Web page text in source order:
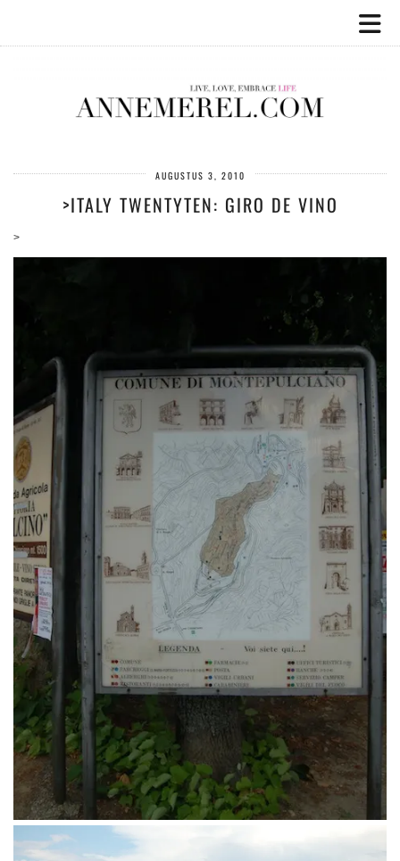
AUGUSTUS 3, 2010
>ITALY TWENTYTEN: GIRO DE VINO
>